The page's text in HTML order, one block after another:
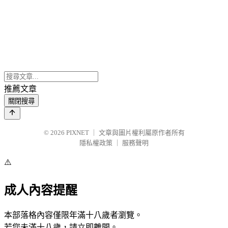
推薦文章
關閉搜尋
© 2026 PIXNET
文章與圖片權利屬原作者所有
隱私權政策
服務聲明
⚠️
成人內容提醒
本部落格內容僅限年滿十八歲者瀏覽。